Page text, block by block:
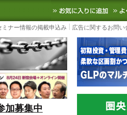
イト
SCMなど国内外の最新の物流ニュお
ミナー情報の掲載申込み 広告に関するお問い
加募集中